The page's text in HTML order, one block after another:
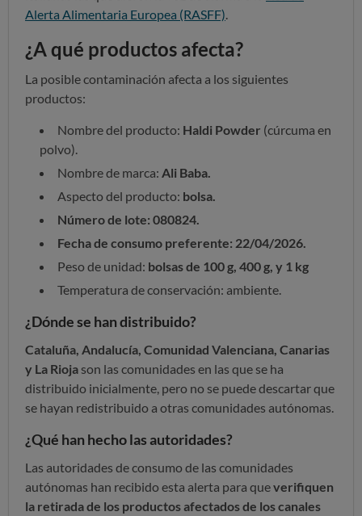
Alerta Alimentaria Europea (RASFF)
¿A qué productos afecta?
La posible contaminación afecta a los siguientes
productos:
Nombre del producto: Haldi Powder (cúrcuma en
polvo).
Nombre de marca: Ali Baba.
Aspecto del producto: bolsa.
Número de lote: 080824.
Fecha de consumo preferente: 22/04/2026.
Peso de unidad: bolsas de 100 g, 400 g, y 1 kg
Temperatura de conservación: ambiente.
¿Dónde se han distribuido?
Cataluña, Andalucía, Comunidad Valenciana, Canarias
y La Rioja son las comunidades en las que se ha
distribuido inicialmente, pero no se puede descartar que
se hayan redistribuido a otras comunidades autónomas.
¿Qué han hecho las autoridades?
Las autoridades de consumo de las comunidades
autónomas han recibido esta alerta para queverifiquen
la retirada de los productos afectados de los canales